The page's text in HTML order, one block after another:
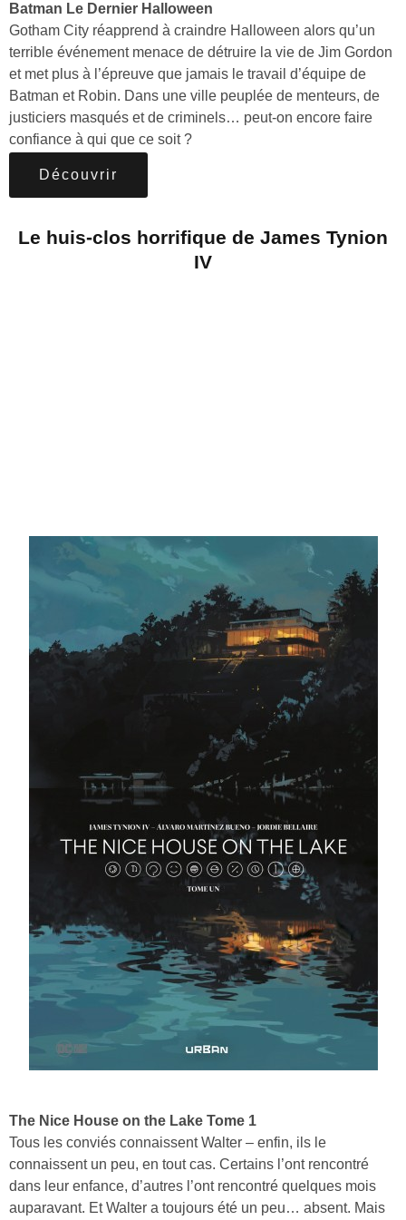
Batman Le Dernier Halloween
Gotham City réapprend à craindre Halloween alors qu’un
terrible événement menace de détruire la vie de Jim Gordon
et met plus à l’épreuve que jamais le travail d’équipe de
Batman et Robin. Dans une ville peuplée de menteurs, de
justiciers masqués et de criminels… peut-on encore faire
confiance à qui que ce soit ?
Découvrir
Le huis-clos horrifique de James Tynion
IV
The Nice House on the Lake Tome 1
Tous les conviés connaissent Walter – enfin, ils le
connaissent un peu, en tout cas. Certains l’ont rencontré
dans leur enfance, d’autres l’ont rencontré quelques mois
auparavant. Et Walter a toujours été un peu… absent. Mais